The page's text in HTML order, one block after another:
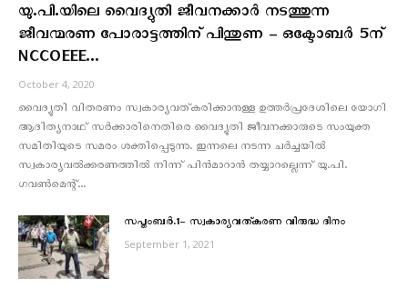
യു.പി.യിലെ വൈദ്യുതി ജീവനക്കാർ നടത്തുന്ന
ജീവന്മരണ പോരാട്ടത്തിന് പിന്തുണ – ഒക്ടോബര്‍ 5ന്
NCCOEEE...
October 4, 2020
വൈദ്യുതി വിതരണം സ്വകാര്യവത്കരിക്കാനുള്ള ഉത്തർപ്രദേശിലെ യോഗി
ആദിത്യനാഥ് സർക്കാരിനെതിരെ വൈദ്യുതി ജീവനക്കാരുടെ സംയുക്ത
സമിതിയുടെ സമരം ശക്തിപ്പെടുന്നു. ഇന്നലെ നടന്ന ചർച്ചയിൽ
സ്വകാര്യവൽക്കരണത്തിൽ നിന്ന് പിൻമാറാൻ തയ്യാറല്ലെന്ന് യു.പി.
ഗവൺമെന്റ്...
സപ്തംബര്‍.1- സ്വകാര്യവത്കരണ വിരുദ്ധ ദിനം
September 1, 2021